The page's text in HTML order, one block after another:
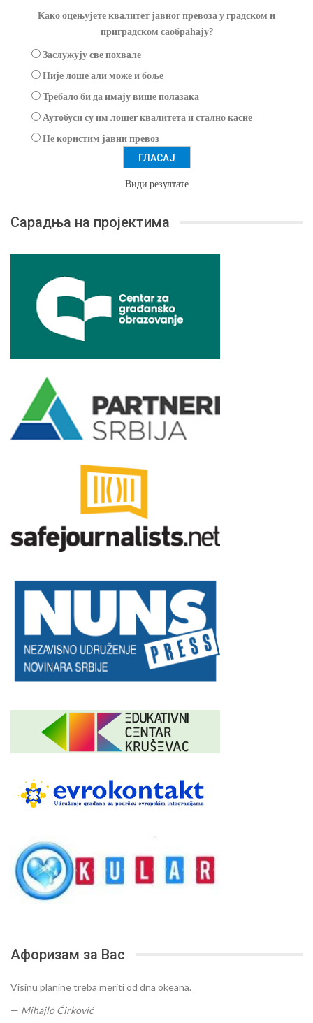
Како оцењујете квалитет јавног превоза у градском и
приградском саобраћају?
Заслужују све похвале
Није лоше али може и боље
Требало би да имају више полазака
Аутобуси су им лошег квалитета и стално касне
Не користим јавни превоз
Види резултате
Сарадња на пројектима
Афоризам за Вас
Visinu planine treba meriti od dna okeana.
— Mihajlo Ćirković